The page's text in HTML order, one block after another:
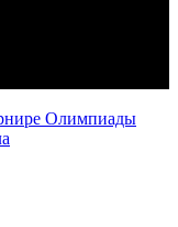
Олимпиады